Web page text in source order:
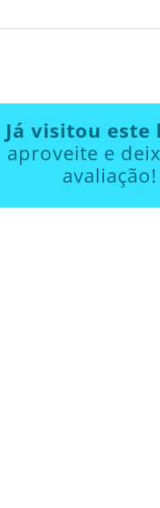
Já visitou este
aproveite e
avaliação!